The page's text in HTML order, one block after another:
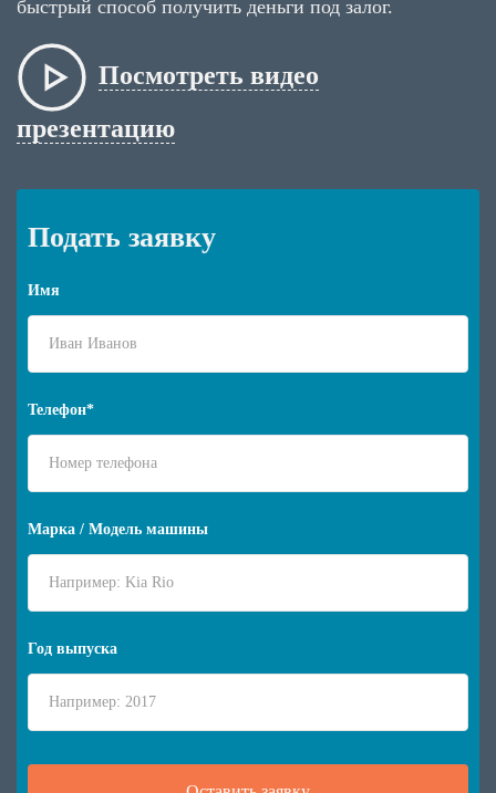
быстрый способ получить деньги под залог.
Посмотреть видео
презентацию
Подать заявку
Имя
Телефон*
Марка / Модель машины
Год выпуска